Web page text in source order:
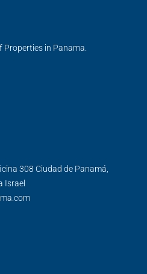
Properties in Panama.
308 Ciudad de Panamá,
Israel